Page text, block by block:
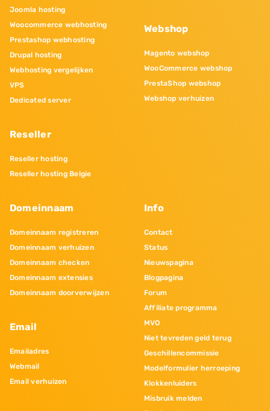
Joomla hosting
Woocommerce webhosting
Prestashop webhosting
Drupal hosting
Webhosting vergelijken
VPS
Dedicated server
Reseller
Reseller hosting
Reseller hosting Belgie
Webshop
Magento webshop
WooCommerce webshop
PrestaShop webshop
Webshop verhuizen
Domeinnaam
Domeinnaam registreren
Domeinnaam verhuizen
Domeinnaam checken
Domeinnaam extensies
Domeinnaam doorverwijzen
Email
Emailadres
Webmail
Email verhuizen
Info
Contact
Status
Nieuwspagina
Blogpagina
Forum
Affiliate programma
MVO
Niet tevreden geld terug
Geschillencommissie
Modelformulier herroeping
Klokkenluiders
Misbruik melden